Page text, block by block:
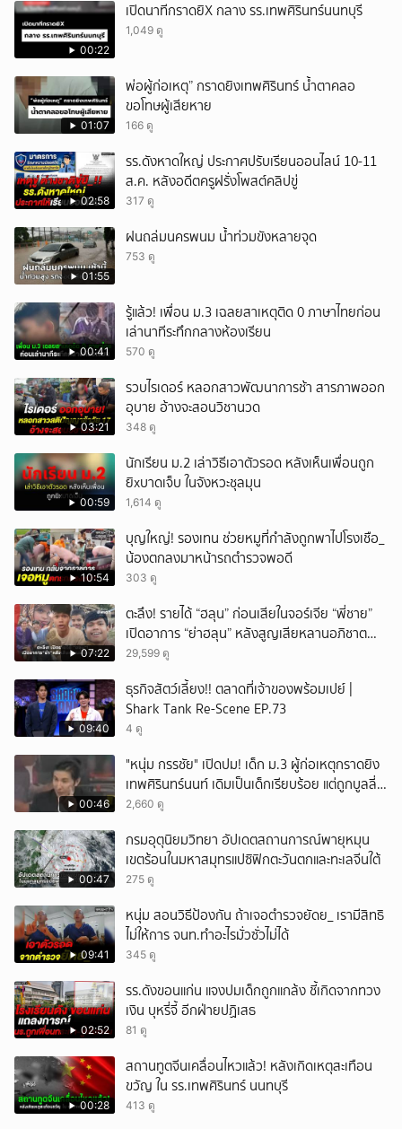
00:22
เปิดนาทีกราดยิX กลาง รร.เทพศิรินทร์นนทบุรี
1,049 ดู
01:07
พ่อผู้ก่อเหตุ” กราดยิงเทพศิรินทร์ น้ำตาคลอ
ขอโทษผู้เสียหาย
166 ดู
02:58
รร.ดังหาดใหญ่ ประกาศปรับเรียนออนไลน์ 10-11
ส.ค. หลังอดีตครูฝรั่งโพสต์คลิปขู่
317 ดู
01:55
ฝนถล่มนครพนม น้ำท่วมขังหลายจุด
753 ดู
00:41
รู้แล้ว! เพื่อน ม.3 เฉลยสาเหตุติด 0 ภาษาไทยก่อน
เล่านาทีระทึกกลางห้องเรียน
570 ดู
03:21
รวบไรเดอร์ หลอกสาวพัฒนาการช้า สารภาพออก
อุบาย อ้างจะสอนวิชานวด
348 ดู
00:59
นักเรียน ม.2 เล่าวิธีเอาตัวรอด หลังเห็นเพื่อนถูก
ยิxบาดเจ็บ ในจังหวะชุลมุน
1,614 ดู
10:54
บุญใหญ่! รองเทน ช่วยหมูที่กำลังถูกพาไปโรงเชือ_
น้องตกลงมาหน้ารถตำรวจพอดี
303 ดู
07:22
ตะลึง! รายได้ “ฮลุน” ก่อนเสียในจอร์เจีย “พี่ชาย”
เปิดอาการ “ย่าฮลุน” หลังสูญเสียหลานอภิชาต
บุตร!
29,599 ดู
09:40
ธุรกิจสัตว์เลี้ยง!! ตลาดที่เจ้าของพร้อมเปย์ |
Shark Tank Re-Scene EP.73
4 ดู
00:46
"หนุ่ม กรรชัย" เปิดปม! เด็ก ม.3 ผู้ก่อเหตุกราดยิง
เทพศิรินทร์นนท์ เดิมเป็นเด็กเรียบร้อย แต่ถูกบูลลี่
หนัก คาดแรงกดดันสะสมกลายเป็นแรงแค้น จนก่อ
2,660 ดู
00:47
กรมอุตุนิยมวิทยา อัปเดตสถานการณ์พายุหมุน
เขตร้อนในมหาสมุทรแปซิฟิกตะวันตกและทะเลจีนใต้
275 ดู
09:41
หนุ่ม สอนวิธีป้องกัน ถ้าเจอตำรวจยัดย_ เรามีสิทธิ
ไม่ให้การ จนท.ทำอะไรมั่วซั่วไม่ได้
345 ดู
02:52
รร.ดังขอนแก่น แจงปมเด็กถูกแกล้ง ชี้เกิดจากทวง
เงิน บุหรี่จี้ อีกฝ่ายปฏิเสธ
81 ดู
00:28
สถานทูตจีนเคลื่อนไหวแล้ว! หลังเกิดเหตุสะเทือน
ขวัญ ใน รร.เทพศิรินทร์ นนทบุรี
413 ดู